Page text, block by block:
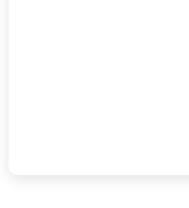
Skijacken und